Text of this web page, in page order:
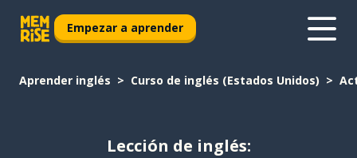
Empezar a aprender
Aprender inglés Curso de inglés (Estados Unidos)
Lección de inglés: